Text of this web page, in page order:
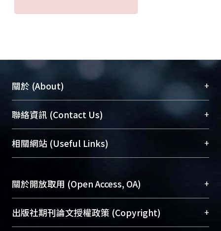
關於 (About) +
臺大位居世界頂尖大學之列，為永久珍藏及向國際
展現本校豐碩的研究成果及學術能量，圖書館整合
機構典藏（NTUR）與學術庫（AH）不同功能平
台，成為臺大學術典藏NTU scholars。期能整合研
成果。
To permanently archive and promote researcher
profiles and scholarly works, Library integrates the
services of “NTU Repository” with “Academic
聯絡資訊 (Contact Us) +
總館學科館員(Main Library)
醫學圖書館學科館員(Medical Library)
Sciences Library)
相關網站 (Useful Links) +
關於開放取用 (Open Access, OA) +
開放取用是從使用者角度提升資訊取用性的社會運
動，應用在學術研究上是透過將研究著作公開供使
出版社期刊論文授權政策 (Copyright) +